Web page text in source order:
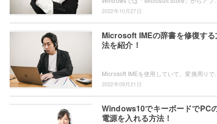
2022年10月27日
Microsoft IMEの辞書を修復す
法を紹介！
2022年09月21日
Windows10でキーボードでPC
電源を入れる方法！